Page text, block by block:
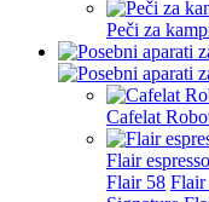
Peči za
Cafelat
Flair espresso
Flair 58 Flair